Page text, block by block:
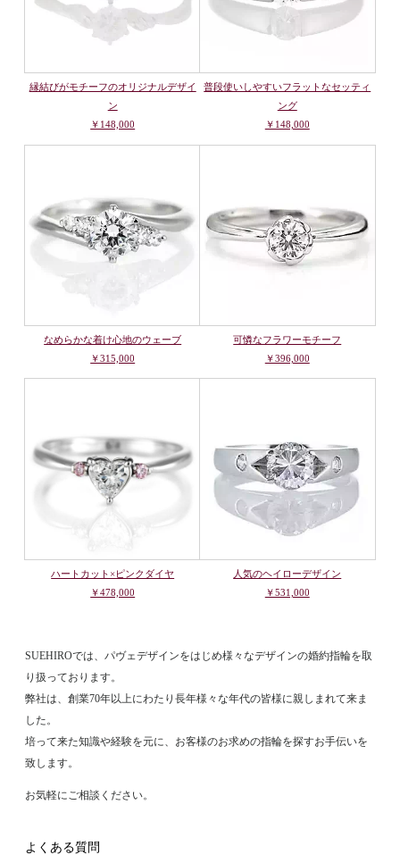
縁結びがモチーフのオリジナルデザイ
ン
￥148,000
普段使いしやすいフラットなセッティ
ング
￥148,000
なめらかな着け心地のウェーブ
￥315,000
可憐なフラワーモチーフ
￥396,000
ハートカット×ピンクダイヤ
￥478,000
人気のヘイローデザイン
￥531,000
SUEHIROでは、パヴェデザインをはじめ様々なデザインの婚約指輪を取
り扱っております。
弊社は、創業70年以上にわたり長年様々な年代の皆様に親しまれて来ま
した。
培って来た知識や経験を元に、お客様のお求めの指輪を探すお手伝いを
致します。
お気軽にご相談ください。
よくある質問